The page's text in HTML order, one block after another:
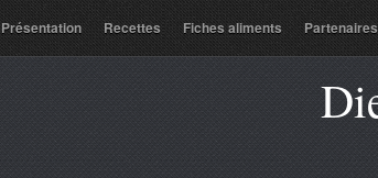
Présentation Recettes Fiches aliments Partenaires